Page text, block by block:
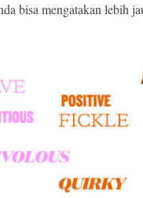
bisa mengatakan lebih